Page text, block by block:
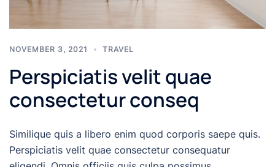
NOVEMBER 3, 2021 TRAVEL
Perspiciatis velit quae
consectetur conseq
Similique quis a libero enim quod corporis saepe quis.
Perspiciatis velit quae consectetur consequatur